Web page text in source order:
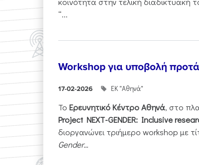
“...
Workshop για υποβολή
17-02-2026 ΕΚ "Αθηνά"
Το Ερευνητικό Κέντρο Αθηνά, στο
Project NEXT-GENDER: Inclusive
διοργανώνει τριήμερο workshop με
Gender...